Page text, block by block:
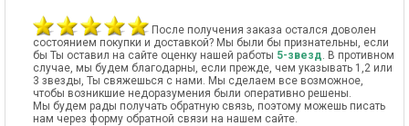
После получения заказа остался доволен
состоянием покупки и доставкой? Мы были бы признательны, если
бы Ты оставил на сайте оценку нашей работы 5-звезд. В противном
случае, мы будем благодарны, если прежде, чем указывать 1,2 или
3 звезды, Ты свяжешься с нами. Мы сделаем все возможное,
чтобы возникшие недоразумения были оперативно решены.
Мы будем рады получать обратную связь, поэтому можешь писать
нам через форму обратной связи на нашем сайте.